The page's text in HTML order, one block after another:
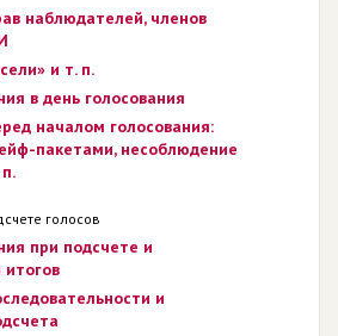
наблюдателей, членов
и т. п.
в день голосования
началом голосования:
пакетами, несоблюдение
голосов
при подсчете и
итогов
и